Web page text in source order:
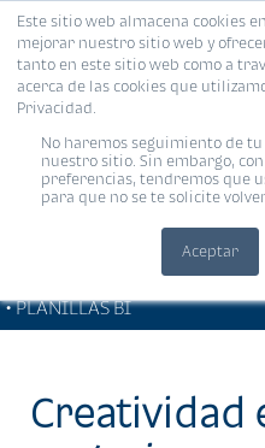
Este sitio web almacena cookies
mejorar nuestro sitio web y
tanto en este sitio web como a
acerca de las cookies que
Privacidad.
No haremos seguimiento de
nuestro sitio. Sin embargo,
preferencias, tendremos que
para que no se te solicite
Aceptar
• PLANILLAS BI
Creatividad